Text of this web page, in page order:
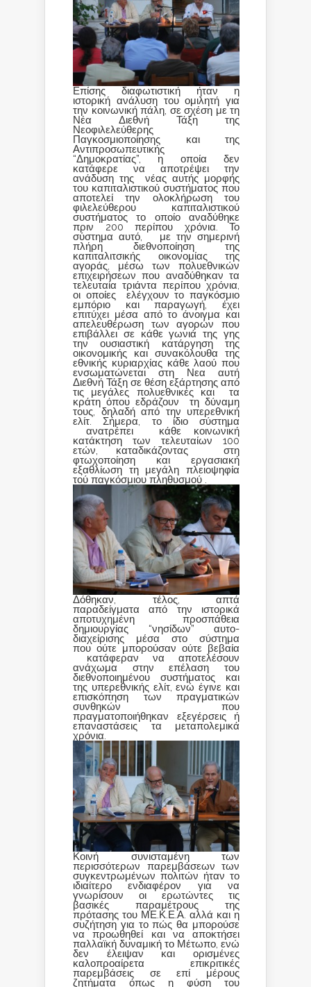
Επίσης διαφωτιστική ήταν η
ιστορική ανάλυση του ομιλητή για
την κοινωνική πάλη, σε σχέση με τη
Νέα Διεθνή Τάξη της
Νεοφιλελεύθερης
Παγκοσμιοποίησης και της
Αντιπροσωπευτικής
“Δημοκρατίας”, η οποία δεν
κατάφερε να αποτρέψει την
ανάδυση της νέας αυτής μορφής
του καπιταλιστικού συστήματος που
αποτελεί την ολοκλήρωση του
φιλελεύθερου καπιταλιστικού
συστήματος το οποίο αναδύθηκε
πριν 200 περίπου χρόνια. Το
σύστημα αυτό, με την σημερινή
πλήρη διεθνοποίηση της
καπιταλιτσικής οικονομίας της
αγοράς, μέσω των πολυεθνικών
επιχειρήσεων που αναδύθηκαν τα
τελευταία τριάντα περίπου χρόνια,
οι οποίες ελέγχουν το παγκόσμιο
εμπόριο και παραγωγή, έχει
επιτύχει μέσα από το άνοιγμα και
απελευθέρωση των αγορών που
επιβάλλει σε κάθε γωνιά της γης
την ουσιαστική κατάργηση της
οικονομικής και συνακόλουθα της
εθνικής κυριαρχίας κάθε λαού που
ενσωματώνεται στη Νεα αυτή
Διεθνή Τάξη σε θέση εξάρτησης από
τις μεγάλες πολυεθνικές και τα
κράτη όπου εδράζουν τη δύναμη
τους, δηλαδή από την υπερεθνική
ελίτ. Σήμερα, το ίδιο σύστημα
ανατρέπει κάθε κοινωνική
κατάκτηση των τελευταίων 100
ετών, καταδικάζοντας στη
φτωχοποίηση και εργασιακή
εξαθλίωση τη μεγάλη πλειοψηφία
τού παγκόσμιου πληθυσμού .
Δόθηκαν, τέλος, απτά
παραδείγματα από την ιστορικά
αποτυχημένη προσπάθεια
δημιουργίας “νησίδων” αυτο-
διαχείρισης μέσα στο σύστημα
που ούτε μπορούσαν ούτε βεβαία
κατάφεραν να αποτελέσουν
ανάχωμα στην επέλαση του
διεθνοποιημένου συστήματος και
της υπερεθνικής ελίτ, ενώ έγινε και
επισκόπηση των πραγματικών
συνθηκών που
πραγματοποιήθηκαν εξεγέρσεις ή
επαναστάσεις τα μεταπολεμικά
χρόνια.
Κοινή συνισταμένη των
περισσότερων παρεμβάσεων των
συγκεντρωμένων πολιτών ήταν το
ιδιαίτερο ενδιαφέρον για να
γνωρίσουν οι ερωτώντες τις
βασικές παραμέτρους της
πρότασης του ΜΕ.Κ.Ε.Α. αλλά και η
συζήτηση για το πώς θα μπορούσε
να προωθηθεί και να αποκτήσει
παλλαϊκή δυναμική το Μέτωπο, ενώ
δεν έλειψαν και ορισμένες
καλοπροαίρετα επικριτικές
παρεμβάσεις σε επί μέρους
ζητήματα όπως η φύση του